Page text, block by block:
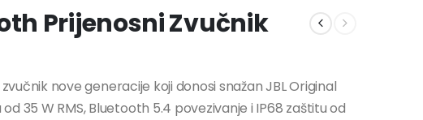
Prijenosni Zvučnik
nove generacije koji donosi snažan JBL Original
35 W RMS, Bluetooth 5.4 povezivanje i IP68 zaštitu od